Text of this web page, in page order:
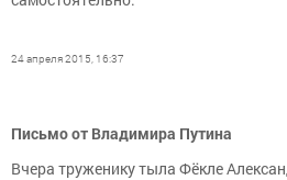
24 апреля 2015, 16:37
Письмо от Владимира Путина
Вчера труженику тыла Фёкле